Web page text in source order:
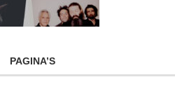
PAGINA’S